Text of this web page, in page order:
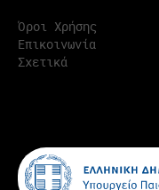
Όροι Χρήσης
Επικοινωνία
Σχετικά